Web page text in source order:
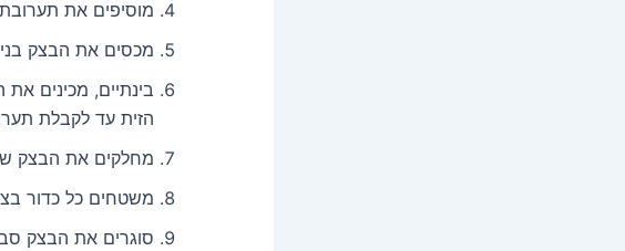
מוסיפים את
מכסים את הבצק
בינתיים, מכינים
הזית עד לקבלת
מחלקים את הבצק
משטחים כל כדור
סוגרים את הבצק